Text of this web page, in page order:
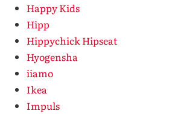
Happy Kids
Hipp
Hippychick Hipseat
Hyogensha
iiamo
Ikea
Impuls